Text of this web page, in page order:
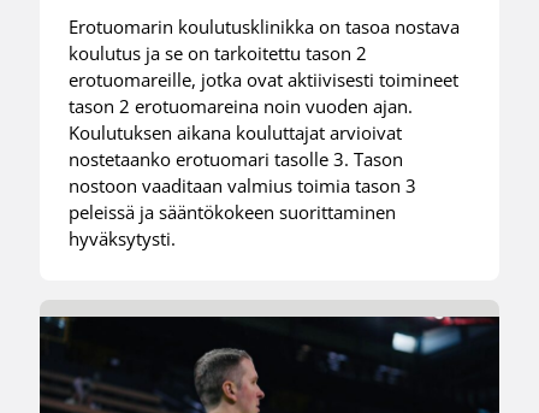
Erotuomarin koulutusklinikka on tasoa nostava
koulutus ja se on tarkoitettu tason 2
erotuomareille, jotka ovat aktiivisesti toimineet
tason 2 erotuomareina noin vuoden ajan.
Koulutuksen aikana kouluttajat arvioivat
nostetaanko erotuomari tasolle 3. Tason
nostoon vaaditaan valmius toimia tason 3
peleissä ja sääntökokeen suorittaminen
hyväksytysti.